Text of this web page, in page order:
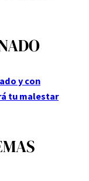
y con
tu malestar